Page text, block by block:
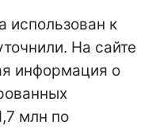
использован к
На сайте
информация о
млн по